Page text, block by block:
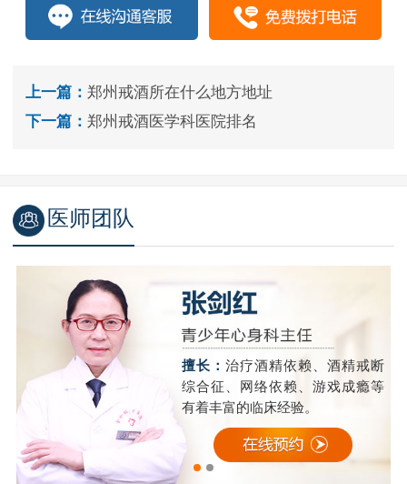
上一篇： 郑州戒酒所在什么地方地址
下一篇： 郑州戒酒医学科医院排名
医师团队
擅长：治疗酒精依赖、酒精戒断
综合征、网络依赖、游戏成瘾等
有着丰富的临床经验。